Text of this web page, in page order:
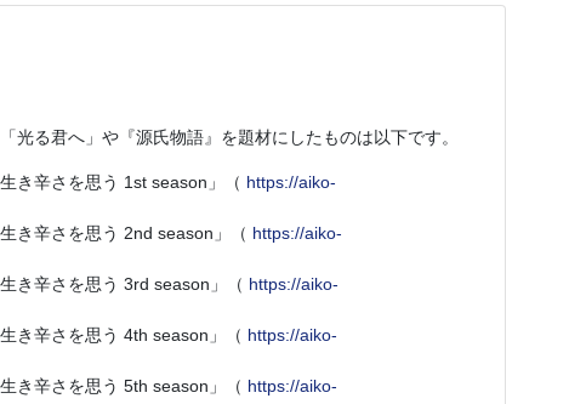
る君へ」や『源氏物語』を題材にしたものは以下です。
き辛さを思う 1st season」（ https://aiko-
き辛さを思う 2nd season」（ https://aiko-
き辛さを思う 3rd season」（ https://aiko-
き辛さを思う 4th season」（ https://aiko-
き辛さを思う 5th season」（ https://aiko-